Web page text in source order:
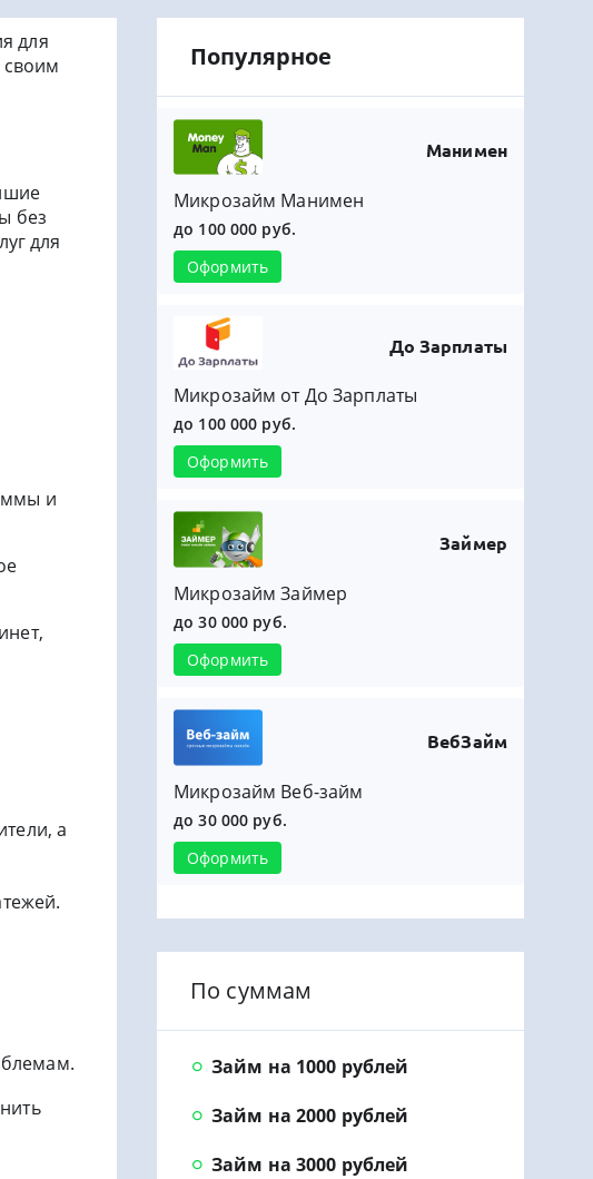
для
своим
без
для
и
а
Популярное
Манимен
Микрозайм Манимен
до 100 000 руб.
Оформить
До Зарплаты
Микрозайм от До Зарплаты
до 100 000 руб.
Оформить
Займер
Микрозайм Займер
до 30 000 руб.
Оформить
ВебЗайм
Микрозайм Веб-займ
до 30 000 руб.
Оформить
По суммам
Займ на 1000 рублей
Займ на 2000 рублей
Займ на 3000 рублей